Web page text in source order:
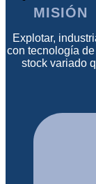
MISIÓN
Explotar,
con tecnología
stock variado